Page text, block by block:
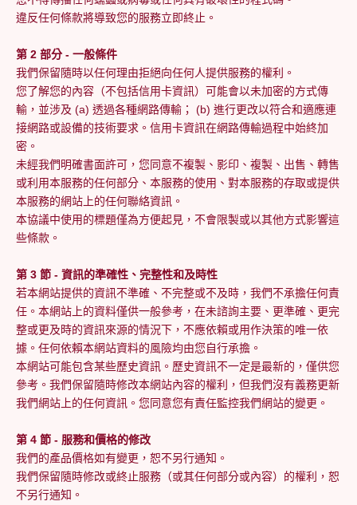
違反任何條款將導致您的服務立即終止。
第 2 部分 - 一般條件
我們保留隨時以任何理由拒絕向任何人提供服務的權利。
您了解您的內容（不包括信用卡資訊）可能會以未加密的方式傳
輸，並涉及 (a) 透過各種網路傳輸； (b) 進行更改以符合和適應連
接網路或設備的技術要求。信用卡資訊在網路傳輸過程中始終加
密。
未經我們明確書面許可，您同意不複製、影印、複製、出售、轉售
或利用本服務的任何部分、本服務的使用、對本服務的存取或提供
本服務的網站上的任何聯絡資訊。
本協議中使用的標題僅為方便起見，不會限製或以其他方式影響這
些條款。
第 3 節 - 資訊的準確性、完整性和及時性
若本網站提供的資訊不準確、不完整或不及時，我們不承擔任何責
任。本網站上的資料僅供一般參考，在未諮詢主要、更準確、更完
整或更及時的資訊來源的情況下，不應依賴或用作決策的唯一依
據。任何依賴本網站資料的風險均由您自行承擔。
本網站可能包含某些歷史資訊。歷史資訊不一定是最新的，僅供您
參考。我們保留隨時修改本網站內容的權利，但我們沒有義務更新
我們網站上的任何資訊。您同意您有責任監控我們網站的變更。
第 4 節 - 服務和價格的修改
我們的產品價格如有變更，恕不另行通知。
我們保留隨時修改或終止服務（或其任何部分或內容）的權利，恕
不另行通知。